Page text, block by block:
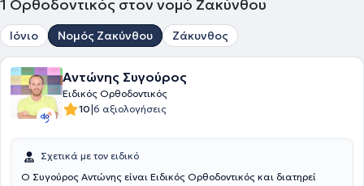
1 Ορθοδοντικός στον νομό Ζακύνθου
Ιόνιο Νομός Ζακύνθου Ζάκυνθος
Αντώνης Συγούρος
Ειδικός Ορθοδοντικός
10|6 αξιολογήσεις
Σχετικά με τον ειδικό
Ο Συγούρος Αντώνης είναι Ειδικός Ορθοδοντικός και διατηρεί